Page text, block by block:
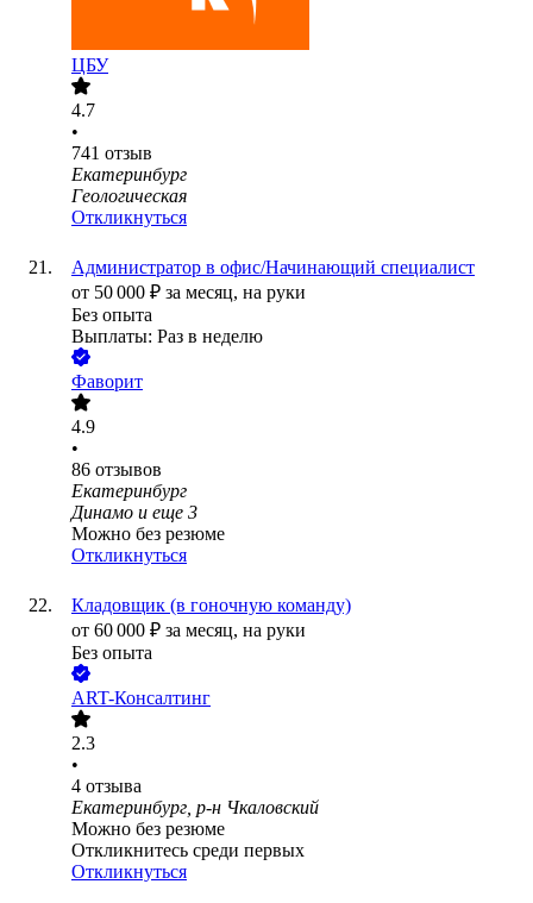
ЦБУ
4.7
•
741 отзыв
Екатеринбург
Геологическая
Откликнуться
Администратор в офис/Начинающий специалист
от 50 000 ₽ за месяц, на руки
Без опыта
Выплаты: Раз в неделю
Фаворит
4.9
•
86 отзывов
Екатеринбург
Динамо и еще 3
Можно без резюме
Откликнуться
Кладовщик (в гоночную команду)
от 60 000 ₽ за месяц, на руки
Без опыта
ART-Консалтинг
2.3
•
4 отзыва
Екатеринбург, р-н Чкаловский
Можно без резюме
Откликнитесь среди первых
Откликнуться